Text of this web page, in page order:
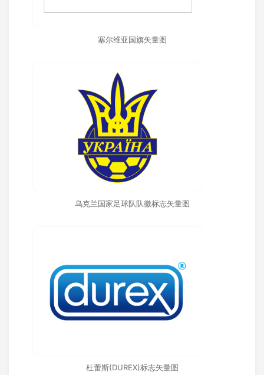
塞尔维亚国旗矢量图
乌克兰国家足球队队徽标志矢量图
杜蕾斯(DUREX)标志矢量图